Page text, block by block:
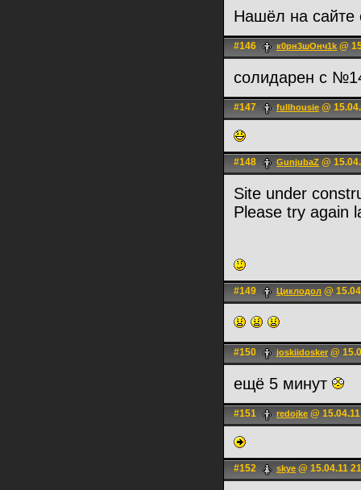
Нашёл на сайте
#146 к0рн3шОнч1k @
солидарен с
#147 fullhousie @
#148 GunjubaZ @
Site under
Please try again
#149 Циклодол @
#150 joskiidosker @
ещё 5 минут
#151 redojke @
#152 skye @ 15.04.11